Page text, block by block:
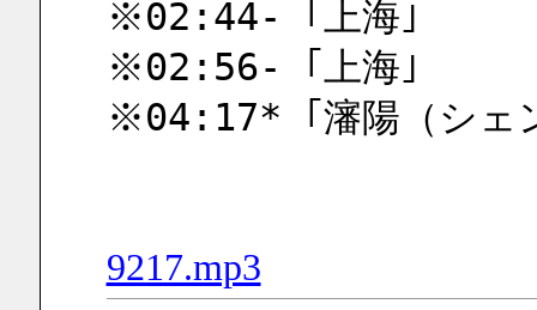
※02:44- ｢上海｣
※02:56- ｢上海｣
※04:17* ｢瀋陽（シェ
9217.mp3